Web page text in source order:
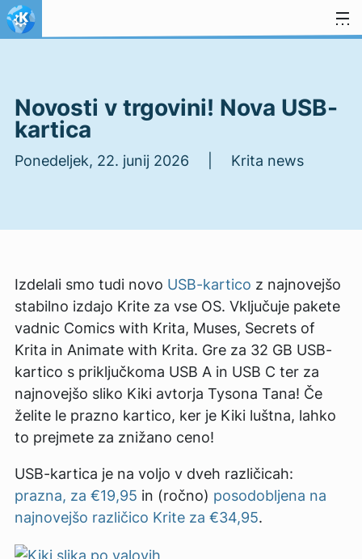
Preskoči na vsebino
Novosti v trgovini! Nova USB-
kartica
Ponedeljek, 22. junij 2026 | Krita news
Izdelali smo tudi novo USB-kartico z najnovejšo
stabilno izdajo Krite za vse OS. Vključuje pakete
vadnic Comics with Krita, Muses, Secrets of
Krita in Animate with Krita. Gre za 32 GB USB-
kartico s priključkoma USB A in USB C ter za
najnovejšo sliko Kiki avtorja Tysona Tana! Če
želite le prazno kartico, ker je Kiki luštna, lahko
to prejmete za znižano ceno!
USB-kartica je na voljo v dveh različicah:
prazna, za €19,95 in (ročno) posodobljena na
najnovejšo različico Krite za €34,95.